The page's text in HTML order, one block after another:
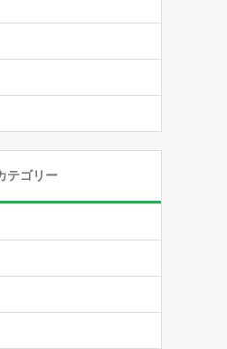
テゴリー